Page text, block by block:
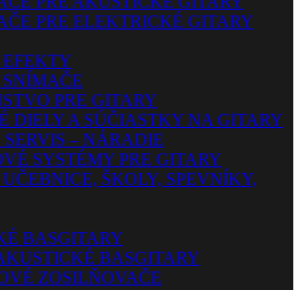
PRE ELEKTRICKÉ GITARY
PRE GITARY
DIELY A SÚČIASTKY NA GITARY
– NÁRADIE
SYSTÉMY PRE GITARY
ŠKOLY, SPEVNÍKY,
BASGITARY
BASGITARY
ZOSILŇOVAČE